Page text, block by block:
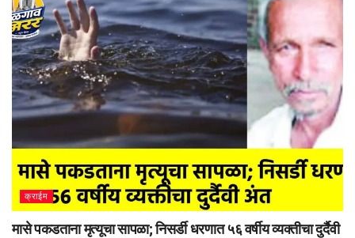
क्राईम
मासे पकडताना मृत्यूचा सापळा; निसर्डी धरणात ५६ वर्षीय व्यक्तीचा दुर्दैवी